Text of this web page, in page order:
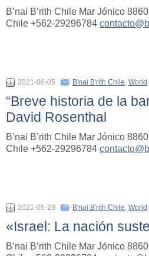
B’nai B’rith Chile Mar Jónico
Chile +562-29296784
2021-06-05 B'nai B'rith Chile, World
“Breve historia de la
David Rosenthal
B’nai B’rith Chile Mar Jónico
Chile +562-29296784
2021-05-28 B'nai B'rith Chile, World
«Israel: La nación
B’nai B’rith Chile Mar Jónico